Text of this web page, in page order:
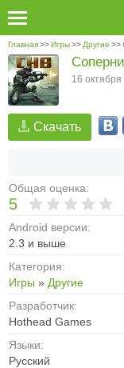
Главная>>Игры>> Другие >>
Скачать
Общая оценка:
5
Android версии:
2.3 и выше
Категория:
Игры » Другие
Разработчик:
Hothead Games
Языки:
Русский
16